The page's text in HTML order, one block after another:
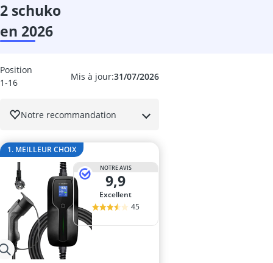
2 schuko
en 2026
Mis à jour:31/07/2026
Position
1-16
Notre recommandation
1. MEILLEUR CHOIX
NOTRE AVIS
9,9
Excellent
45